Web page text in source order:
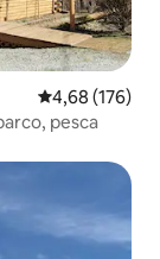
4,68 de uma
4,68 (176)
pesca